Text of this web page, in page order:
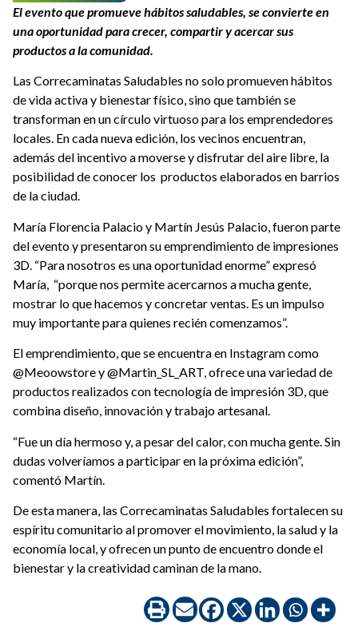
El evento que promueve hábitos saludables, se convierte en
una oportunidad para crecer, compartir y acercar sus
productos a la comunidad.
Las Correcaminatas Saludables no solo promueven hábitos
de vida activa y bienestar físico, sino que también se
transforman en un círculo virtuoso para los emprendedores
locales. En cada nueva edición, los vecinos encuentran,
además del incentivo a moverse y disfrutar del aire libre, la
posibilidad de conocer los productos elaborados en barrios
de la ciudad.
María Florencia Palacio y Martín Jesús Palacio, fueron parte
del evento y presentaron su emprendimiento de impresiones
3D. “Para nosotros es una oportunidad enorme” expresó
María, “porque nos permite acercarnos a mucha gente,
mostrar lo que hacemos y concretar ventas. Es un impulso
muy importante para quienes recién comenzamos”.
El emprendimiento, que se encuentra en Instagram como
@Meoowstore y @Martin_SL_ART, ofrece una variedad de
productos realizados con tecnología de impresión 3D, que
combina diseño, innovación y trabajo artesanal.
“Fue un día hermoso y, a pesar del calor, con mucha gente. Sin
dudas volveríamos a participar en la próxima edición”,
comentó Martín.
De esta manera, las Correcaminatas Saludables fortalecen su
espíritu comunitario al promover el movimiento, la salud y la
economía local, y ofrecen un punto de encuentro donde el
bienestar y la creatividad caminan de la mano.